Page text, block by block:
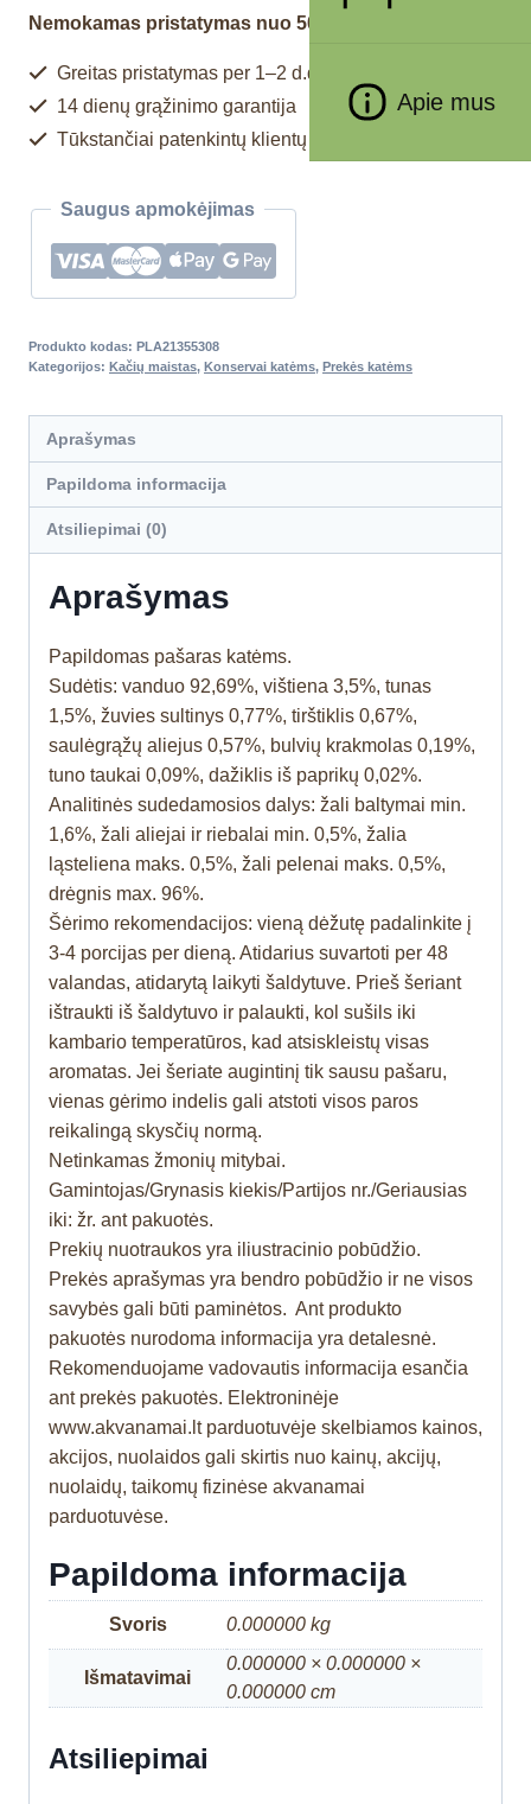
Apie mus
Nemokamas pristatymas nuo 50€
Greitas pristatymas per 1–2 d.d.
14 dienų grąžinimo garantija
Tūkstančiai patenkintų klientų
Saugus apmokėjimas
Produkto kodas: PLA21355308
Kategorijos: Kačių maistas, Konservai katėms, Prekės katėms
Aprašymas
Papildoma informacija
Atsiliepimai (0)
Aprašymas
Papildomas pašaras katėms.
Sudėtis: vanduo 92,69%, vištiena 3,5%, tunas
1,5%, žuvies sultinys 0,77%, tirštiklis 0,67%,
saulėgrąžų aliejus 0,57%, bulvių krakmolas 0,19%,
tuno taukai 0,09%, dažiklis iš paprikų 0,02%.
Analitinės sudedamosios dalys: žali baltymai min.
1,6%, žali aliejai ir riebalai min. 0,5%, žalia
ląsteliena maks. 0,5%, žali pelenai maks. 0,5%,
drėgnis max. 96%.
Šėrimo rekomendacijos: vieną dėžutę padalinkite į
3-4 porcijas per dieną. Atidarius suvartoti per 48
valandas, atidarytą laikyti šaldytuve. Prieš šeriant
ištraukti iš šaldytuvo ir palaukti, kol sušils iki
kambario temperatūros, kad atsiskleistų visas
aromatas. Jei šeriate augintinį tik sausu pašaru,
vienas gėrimo indelis gali atstoti visos paros
reikalingą skysčių normą.
Netinkamas žmonių mitybai.
Gamintojas/Grynasis kiekis/Partijos nr./Geriausias
iki: žr. ant pakuotės.
Prekių nuotraukos yra iliustracinio pobūdžio.
Prekės aprašymas yra bendro pobūdžio ir ne visos
savybės gali būti paminėtos. Ant produkto
pakuotės nurodoma informacija yra detalesnė.
Rekomenduojame vadovautis informacija esančia
ant prekės pakuotės. Elektroninėje
www.akvanamai.lt parduotuvėje skelbiamos kainos,
akcijos, nuolaidos gali skirtis nuo kainų, akcijų,
nuolaidų, taikomų fizinėse akvanamai
parduotuvėse.
Papildoma informacija
Svoris 0.000000 kg
Išmatavimai
0.000000 × 0.000000 ×
0.000000 cm
Atsiliepimai